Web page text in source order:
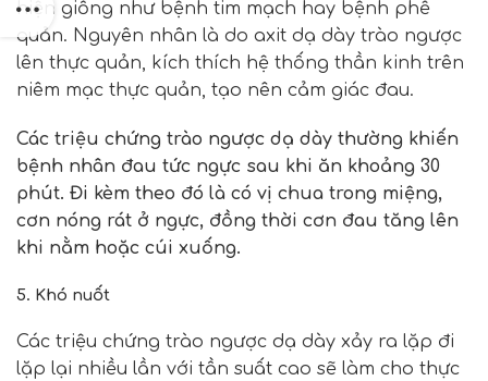
hiện giống như bệnh tim mạch hay bệnh phế
quản. Nguyên nhân là do axit dạ dày trào ngược
lên thực quản, kích thích hệ thống thần kinh trên
niêm mạc thực quản, tạo nên cảm giác đau.
Các triệu chứng trào ngược dạ dày thường khiến
bệnh nhân đau tức ngực sau khi ăn khoảng 30
phút. Đi kèm theo đó là có vị chua trong miệng,
cơn nóng rát ở ngực, đồng thời cơn đau tăng lên
khi nằm hoặc cúi xuống.
5. Khó nuốt
Các triệu chứng trào ngược dạ dày xảy ra lặp đi
lặp lại nhiều lần với tần suất cao sẽ làm cho thực